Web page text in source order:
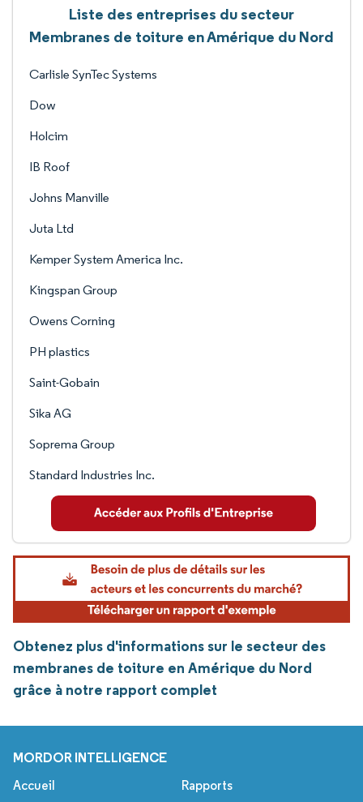
Liste des entreprises du secteur
Membranes de toiture en Amérique du Nord
Carlisle SynTec Systems
Dow
Holcim
IB Roof
Johns Manville
Juta Ltd
Kemper System America Inc.
Kingspan Group
Owens Corning
PH plastics
Saint-Gobain
Sika AG
Soprema Group
Standard Industries Inc.
Obtenez plus d'informations sur le secteur des
membranes de toiture en Amérique du Nord
grâce à notre rapport complet
MORDOR INTELLIGENCE
Accueil Rapports